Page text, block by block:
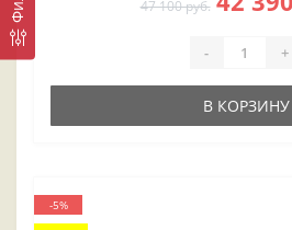
47 100 руб.
- +
В КОРЗИНУ
-5%